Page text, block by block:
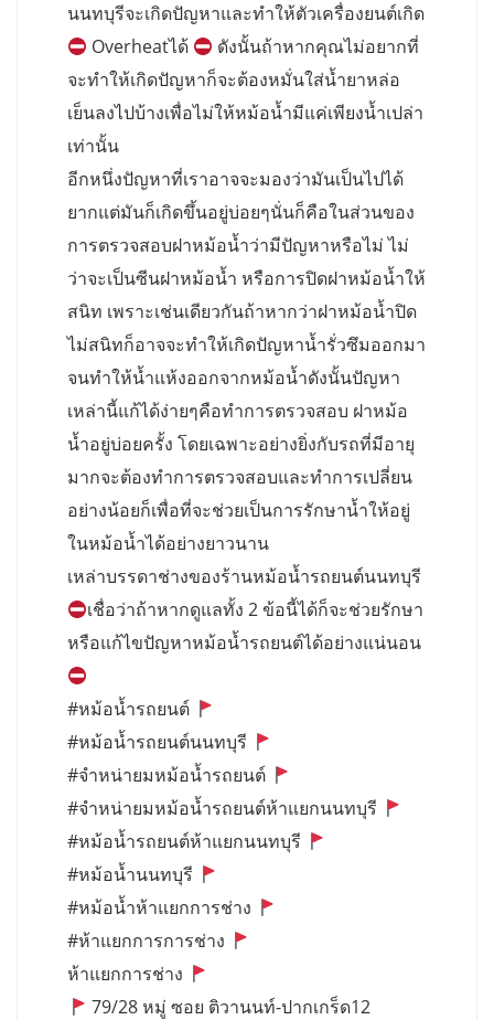
นนทบุรีจะเกิดปัญหาและทำให้ตัวเครื่องยนต์เกิด
Overheatได้
ดังนั้นถ้าหากคุณไม่อยากที่
จะทำให้เกิดปัญหาก็จะต้องหมั่นใส่น้ำยาหล่อ
เย็นลงไปบ้างเพื่อไม่ให้หม้อน้ำมีแค่เพียงน้ำเปล่า
เท่านั้น
อีกหนึ่งปัญหาที่เราอาจจะมองว่ามันเป็นไปได้
ยากแต่มันก็เกิดขึ้นอยู่บ่อยๆนั่นก็คือในส่วนของ
การตรวจสอบฝาหม้อน้ำว่ามีปัญหาหรือไม่ ไม่
ว่าจะเป็นซีนฝาหม้อน้ำ หรือการปิดฝาหม้อน้ำให้
สนิท เพราะเช่นเดียวกันถ้าหากว่าฝาหม้อน้ำปิด
ไม่สนิทก็อาจจะทำให้เกิดปัญหาน้ำรั่วซึมออกมา
จนทำให้น้ำแห้งออกจากหม้อน้ำดังนั้นปัญหา
เหล่านี้แก้ได้ง่ายๆคือทำการตรวจสอบ ฝาหม้อ
น้ำอยู่บ่อยครั้ง โดยเฉพาะอย่างยิ่งกับรถที่มีอายุ
มากจะต้องทำการตรวจสอบและทำการเปลี่ยน
อย่างน้อยก็เพื่อที่จะช่วยเป็นการรักษาน้ำให้อยู่
ในหม้อน้ำได้อย่างยาวนาน
เหล่าบรรดาช่างของร้านหม้อน้ำรถยนต์นนทบุรี
เชื่อว่าถ้าหากดูแลทั้ง 2 ข้อนี้ได้ก็จะช่วยรักษา
หรือแก้ไขปัญหาหม้อน้ำรถยนต์ได้อย่างแน่นอน
#หม้อน้ำรถยนต์
#หม้อน้ำรถยนต์นนทบุรี
#จำหน่ายมหม้อน้ำรถยนต์
#จำหน่ายมหม้อน้ำรถยนต์ห้าแยกนนทบุรี
#หม้อน้ำรถยนต์ห้าแยกนนทบุรี
#หม้อน้ำนนทบุรี
#หม้อน้ำห้าแยกการช่าง
#ห้าแยกการการช่าง
ห้าแยกการช่าง
79/28 หมู่ ซอย ติวานนท์-ปากเกร็ด12